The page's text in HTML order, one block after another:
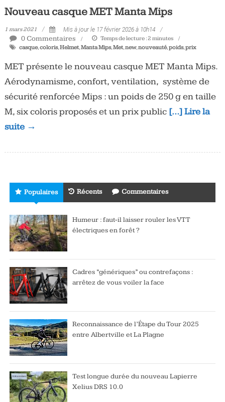
Nouveau casque MET Manta Mips
1 mars 2021 Mis à jour le 17 février 2026 à 10h14
0 Commentaires Temps de lecture :2 minutes
casque,coloris,Helmet,Manta Mips,Met,new,nouveauté,poids,prix
MET présente le nouveau casque MET Manta Mips.
Aérodynamisme, confort, ventilation, système de
sécurité renforcée Mips : un poids de 250 g en taille
M, six coloris proposés et un prix public […] Lire la
suite →
Populaires Récents Commentaires
Humeur : faut-il laisser rouler les VTT
électriques en forêt ?
Cadres “génériques” ou contrefaçons :
arrêtez de vous voiler la face
Reconnaissance de l’Étape du Tour 2025
entre Albertville et La Plagne
Test longue durée du nouveau Lapierre
Xelius DRS 10.0